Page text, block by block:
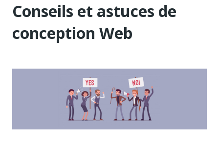
Conseils et astuces de
conception Web